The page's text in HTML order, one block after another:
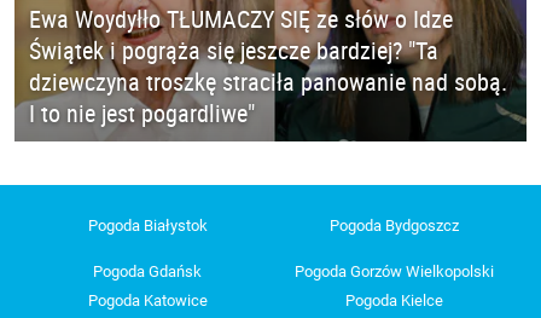
Ewa Woydyłło TŁUMACZY SIĘ ze słów o Idze
Świątek i pogrąża się jeszcze bardziej? "Ta
dziewczyna troszkę straciła panowanie nad sobą.
I to nie jest pogardliwe"
Pogoda Białystok Pogoda Bydgoszcz
Pogoda Gdańsk
Pogoda Gorzów Wielkopolski
Pogoda Katowice
Pogoda Kielce